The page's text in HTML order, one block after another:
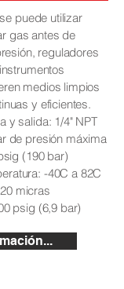
puede utilizar
gas antes de
reguladores
medios limpios
y eficientes.
y salida: 1/4" NPT
de presión máxima
(190 bar)
-40C a 82C
micras
psig (6,9 bar)